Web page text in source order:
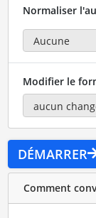
Normaliser
Modifier le
DÉMARRER
Comment